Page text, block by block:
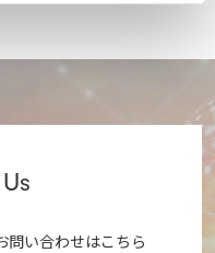
問い合わせはこちら